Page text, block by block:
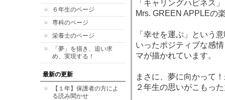
６年生のページ
専科のページ
栄養士のページ
「夢」を描き、追い求
め、実現する！
最新の更新
【１年】保護者の方によ
る読み聞かせ
「キャリングハピネス
Mrs. GREEN APPLEの
「幸せを運ぶ」という
いったポジティブな感
マが描かれています。
まさに、夢に向かって
２年生の思いがこもっ